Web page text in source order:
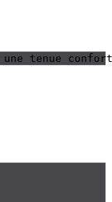
tenue